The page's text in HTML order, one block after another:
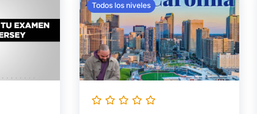
Todos los niveles